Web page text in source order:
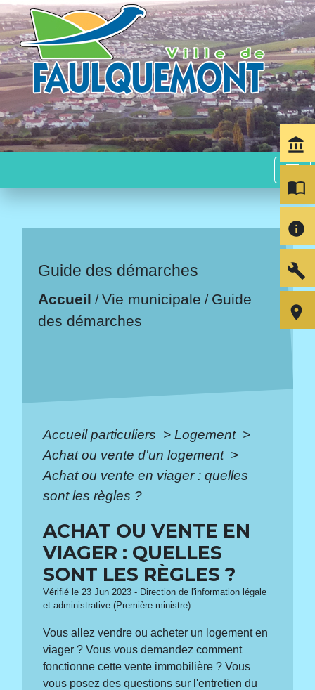
menu
Guide des démarches
Accueil /Vie municipale / Guide
des démarches
Accueil particuliers > Logement >
Achat ou vente d'un logement >
Achat ou vente en viager : quelles
sont les règles ?
ACHAT OU VENTE EN
VIAGER : QUELLES
SONT LES RÈGLES ?
Vérifié le 23 Jun 2023 - Direction de l'information légale
et administrative (Première ministre)
Vous allez vendre ou acheter un logement en
viager ? Vous vous demandez comment
fonctionne cette vente immobilière ? Vous
vous posez des questions sur l'entretien du
account_balance
import_contacts
info
build
room